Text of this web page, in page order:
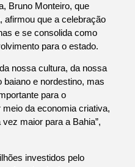
Bruno Monteiro, que
afirmou que a celebração
e se consolida como
para o estado.
nossa cultura, da nossa
baiano e nordestino, mas
para o
da economia criativa,
maior para a Bahia”,
investidos pelo